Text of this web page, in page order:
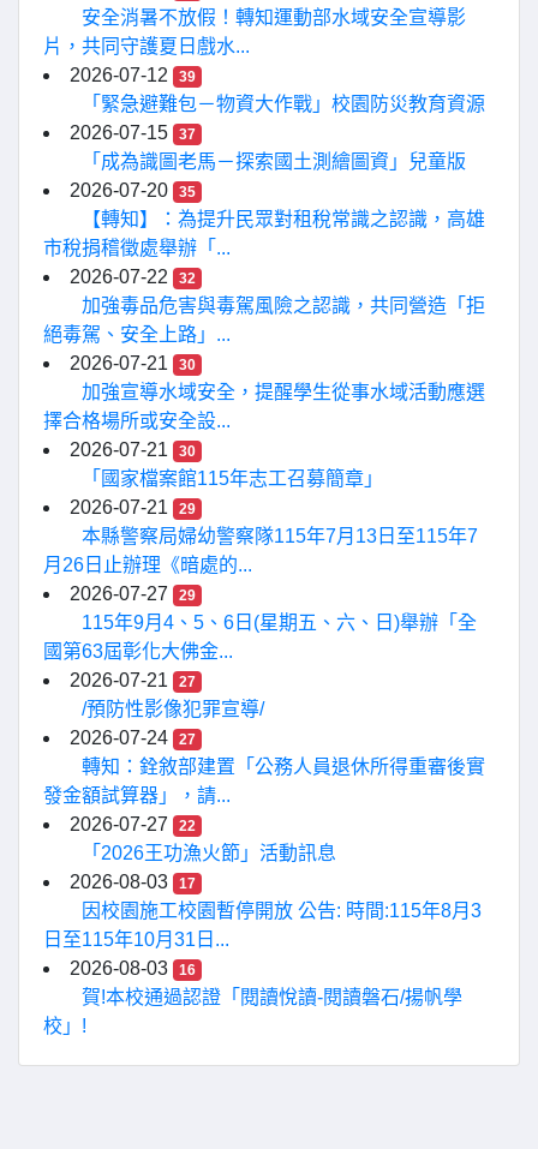
安全消暑不放假！轉知運動部水域安全宣導影
片，共同守護夏日戲水...
2026-07-12
39
「緊急避難包－物資大作戰」校園防災教育資源
2026-07-15
37
「成為識圖老馬－探索國土測繪圖資」兒童版
2026-07-20
35
【轉知】：為提升民眾對租稅常識之認識，高雄
市稅捐稽徵處舉辦「...
2026-07-22
32
加強毒品危害與毒駕風險之認識，共同營造「拒
絕毒駕、安全上路」...
2026-07-21
30
加強宣導水域安全，提醒學生從事水域活動應選
擇合格場所或安全設...
2026-07-21
30
「國家檔案館115年志工召募簡章」
2026-07-21
29
本縣警察局婦幼警察隊115年7月13日至115年7
月26日止辦理《暗處的...
2026-07-27
29
115年9月4、5、6日(星期五、六、日)舉辦「全
國第63屆彰化大佛金...
2026-07-21
27
/預防性影像犯罪宣導/
2026-07-24
27
轉知：銓敘部建置「公務人員退休所得重審後實
發金額試算器」，請...
2026-07-27
22
「2026王功漁火節」活動訊息
2026-08-03
17
因校園施工校園暫停開放 公告: 時間:115年8月3
日至115年10月31日...
2026-08-03
16
賀!本校通過認證「閱讀悅讀-閱讀磐石/揚帆學
校」!